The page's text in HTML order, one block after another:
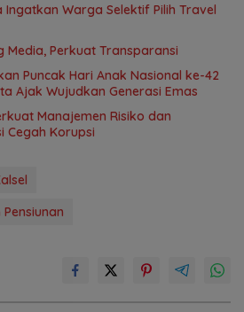
Warga Selektif Pilih Travel
Media, Perkuat Transparansi
Puncak Hari Anak Nasional ke-42
Ajak Wujudkan Generasi Emas
Manajemen Risiko dan
Cegah Korupsi